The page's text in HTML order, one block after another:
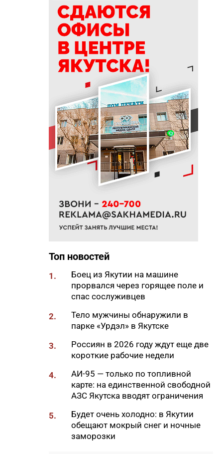
20:30
В Якутии запустили новый
механизм поддержки бизнеса
при чрезвычайных ситуациях
20:11
АЛРОСА продолжает
реализацию стратегических
проектов развития в Якутии
Более 1,3 тысячи участников
СВО и членов их семей
получили земельные участки
в Якутии
19:50
76% якутян заранее
предупреждают работодателя
об увольнении
Новый аэропорт в Мирном
эксплуатацию в 2027 году
19:00
В Якутии работает пилотный
молодежный Суглан коренных
малочисленных народов
Севера
18:40
В Якутии заготовлено более
65% от годового плана сырого
молока
Якутские механики
восстановили две единицы
спецтехники в зоне СВО
В АЗС Южной Якутии ситуация
стабилизируется
Вышла новая инди-хоррор
игра от якутских
Топ новостей
1.
Боец из Якутии на машине
прорвался через горящее поле и
спас сослуживцев
2.
Тело мужчины обнаружили в
парке «Урдэл» в Якутске
3.
Россиян в 2026 году ждут еще две
короткие рабочие недели
4.
АИ-95 — только по топливной
карте: на единственной свободной
АЗС Якутска вводят ограничения
5.
Будет очень холодно: в Якутии
обещают мокрый снег и ночные
заморозки